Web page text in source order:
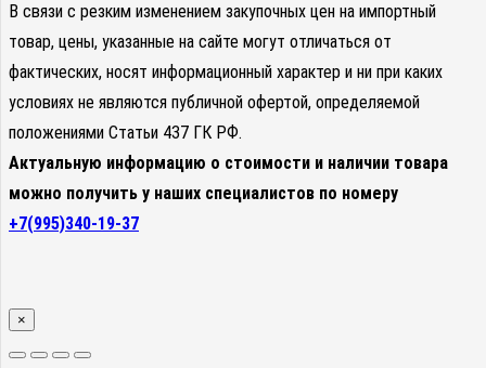
В связи с резким изменением закупочных цен на импортный
товар, цены, указанные на сайте могут отличаться от
фактических, носят информационный характер и ни при каких
условиях не являются публичной офертой, определяемой
положениями Статьи 437 ГК РФ.
Актуальную информацию о стоимости и наличии товара
можно получить у наших специалистов по номеру
+7(995)340-19-37
×